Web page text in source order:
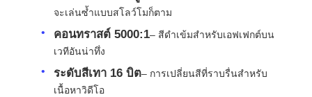
ให้เช่าจอ LED
ผนังวิดีโอ LED COB
จะเล่นซ้ำแบบสโลว์โมก็ตาม
คอนทราสต์ 5000:1– สีดำเข้มสำหรับเอฟเฟกต์บน
เวทีอันน่าทึ่ง
ระดับสีเทา 16 บิต– การเปลี่ยนสีที่ราบรื่นสำหรับ
เนื้อหาวิดีโอ